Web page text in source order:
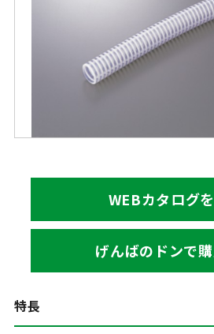
WEBカタログ
げんばのドンで
特長